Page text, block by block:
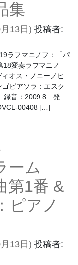
集
13日) 投稿者:
ラフマニノフ：「パ
18変奏ラフマニノ
オス・ノニーノピ
ピアソラ：エスク
録音：2009.8 発
00408 […]
ーム
第1番 &
ピアノ
13日) 投稿者: